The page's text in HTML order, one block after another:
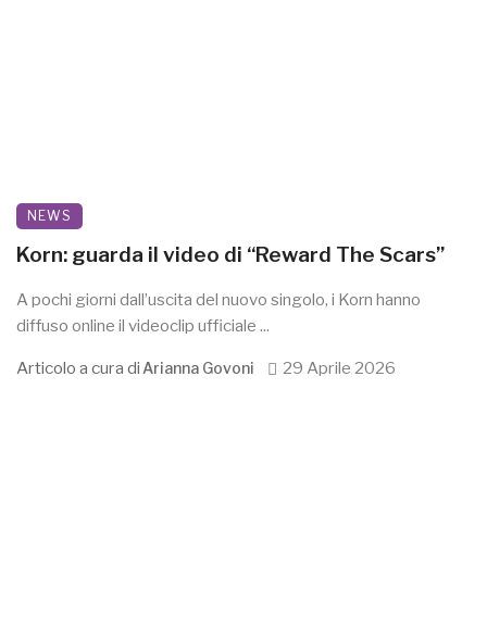
NEWS
Korn: guarda il video di “Reward The Scars”
A pochi giorni dall’uscita del nuovo singolo, i Korn hanno
diffuso online il videoclip ufficiale ...
Articolo a cura di Arianna Govoni 29 Aprile 2026